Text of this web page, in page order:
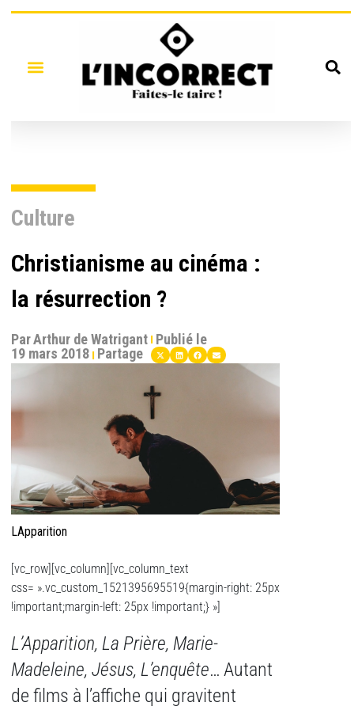
Culture
Christianisme au cinéma :
la résurrection ?
ParArthur de Watrigant Publié le
19 mars 2018 Partage
LApparition
[vc_row][vc_column][vc_column_text
css= ».vc_custom_1521395695519{margin-right: 25px
!important;margin-left: 25px !important;} »]
L’Apparition, La Prière, Marie-
Madeleine, Jésus, L’enquête… Autant
de films à l’affiche qui gravitent